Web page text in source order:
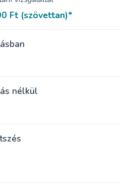
Ft (szövettan)*
nélkül